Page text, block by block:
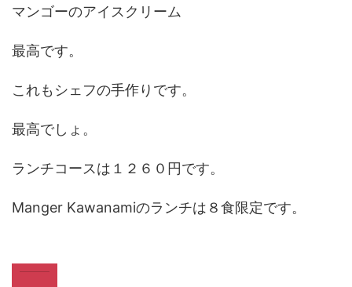
マンゴーのアイスクリーム
最高です。
これもシェフの手作りです。
最高でしょ。
ランチコースは１２６０円です。
Manger Kawanamiのランチは８食限定です。